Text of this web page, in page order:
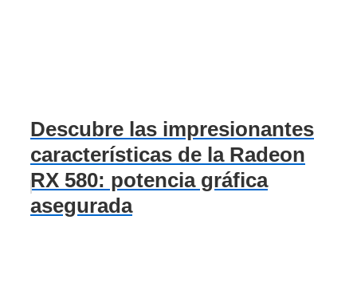
Descubre las impresionantes
características de la Radeon
RX 580: potencia gráfica
asegurada